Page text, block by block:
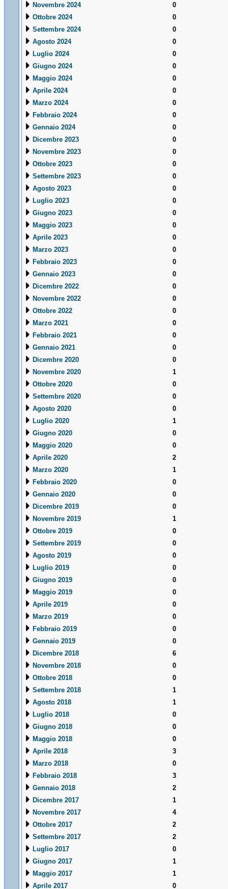
Novembre 2024
0
Ottobre 2024
0
Settembre 2024
0
Agosto 2024
0
Luglio 2024
0
Giugno 2024
0
Maggio 2024
0
Aprile 2024
0
Marzo 2024
0
Febbraio 2024
0
Gennaio 2024
0
Dicembre 2023
0
Novembre 2023
0
Ottobre 2023
0
Settembre 2023
0
Agosto 2023
0
Luglio 2023
0
Giugno 2023
0
Maggio 2023
0
Aprile 2023
0
Marzo 2023
0
Febbraio 2023
0
Gennaio 2023
0
Dicembre 2022
0
Novembre 2022
0
Ottobre 2022
0
Marzo 2021
0
Febbraio 2021
0
Gennaio 2021
0
Dicembre 2020
0
Novembre 2020
1
Ottobre 2020
0
Settembre 2020
0
Agosto 2020
0
Luglio 2020
1
Giugno 2020
0
Maggio 2020
0
Aprile 2020
2
Marzo 2020
1
Febbraio 2020
0
Gennaio 2020
0
Dicembre 2019
0
Novembre 2019
1
Ottobre 2019
0
Settembre 2019
0
Agosto 2019
0
Luglio 2019
0
Giugno 2019
0
Maggio 2019
0
Aprile 2019
0
Marzo 2019
0
Febbraio 2019
0
Gennaio 2019
0
Dicembre 2018
6
Novembre 2018
0
Ottobre 2018
0
Settembre 2018
1
Agosto 2018
1
Luglio 2018
0
Giugno 2018
0
Maggio 2018
0
Aprile 2018
3
Marzo 2018
0
Febbraio 2018
3
Gennaio 2018
2
Dicembre 2017
1
Novembre 2017
4
Ottobre 2017
2
Settembre 2017
2
Luglio 2017
0
Giugno 2017
1
Maggio 2017
1
Aprile 2017
0